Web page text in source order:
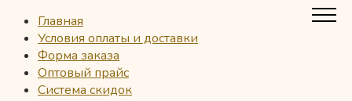
Главная
Условия оплаты и доставки
Форма заказа
Оптовый прайс
Система скидок